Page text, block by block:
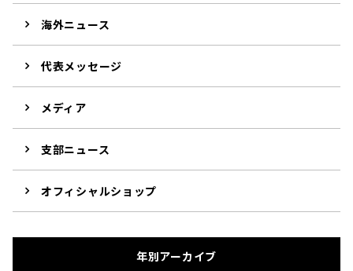
海外ニュース
代表メッセージ
メディア
支部ニュース
オフィシャルショップ
年別アーカイブ